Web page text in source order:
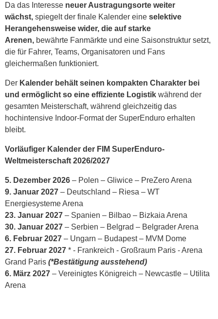
Da das Interesse neuer Austragungsorte weiter
wächst, spiegelt der finale Kalender eine selektive
Herangehensweise wider, die auf starke
Arenen, bewährte Fanmärkte und eine Saisonstruktur setzt,
die für Fahrer, Teams, Organisatoren und Fans
gleichermaßen funktioniert.
Der Kalender behält seinen kompakten Charakter bei
und ermöglicht so eine effiziente Logistik während der
gesamten Meisterschaft, während gleichzeitig das
hochintensive Indoor-Format der SuperEnduro erhalten
bleibt.
Vorläufiger Kalender der FIM SuperEnduro-
Weltmeisterschaft 2026/2027
5. Dezember 2026 – Polen – Gliwice – PreZero Arena
9. Januar 2027 – Deutschland – Riesa – WT
Energiesysteme Arena
23. Januar 2027 – Spanien – Bilbao – Bizkaia Arena
30. Januar 2027 – Serbien – Belgrad – Belgrader Arena
6. Februar 2027 – Ungarn – Budapest – MVM ​​Dome
27. Februar 2027 * - Frankreich - Großraum Paris - Arena
Grand Paris (*Bestätigung ausstehend)
6. März 2027 – Vereinigtes Königreich – Newcastle – Utilita
Arena